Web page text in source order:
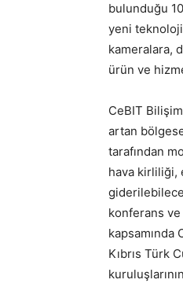
bulunduğu
yeni
kameralara,
ürün ve
CeBIT Bilişim
artan
tarafından
hava kirliliği,
konferans
Kıbrıs Türk